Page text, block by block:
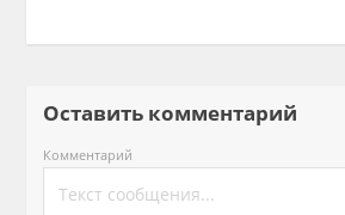
Оставить комментарий
Комментарий